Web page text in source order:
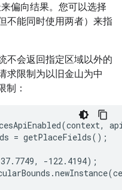
偏向结果。您可以选择
但不能同时使用两者）来指
不会返回指定区域以外的
求限制为以旧金山为中
制：
= getPlaceFields();
-122.4194);